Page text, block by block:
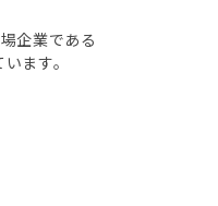
企業である
ます。